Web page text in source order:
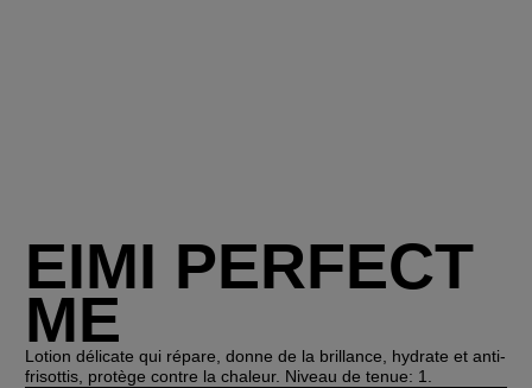
EIMI PERFECT
ME
Lotion délicate qui répare, donne de la brillance, hydrate et anti-
frisottis, protège contre la chaleur. Niveau de tenue: 1.